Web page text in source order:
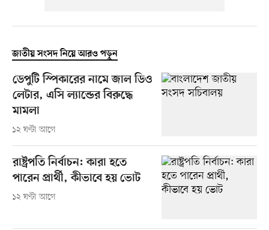
জাতীয় সংসদ নিয়ে আরও পড়ুন
ডেপুটি স্পিকারের নামে জাল ডিও
লেটার, এসি ল্যান্ডের বিরুদ্ধে
মামলা
১২ ঘণ্টা আগে
রাষ্ট্রপতি নির্বাচন: কারা হতে
পারেন প্রার্থী, কীভাবে হয় ভোট
১২ ঘণ্টা আগে